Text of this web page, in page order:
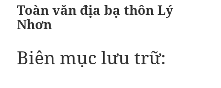
Toàn văn địa bạ thôn Lý
Nhơn
Biên mục lưu trữ: